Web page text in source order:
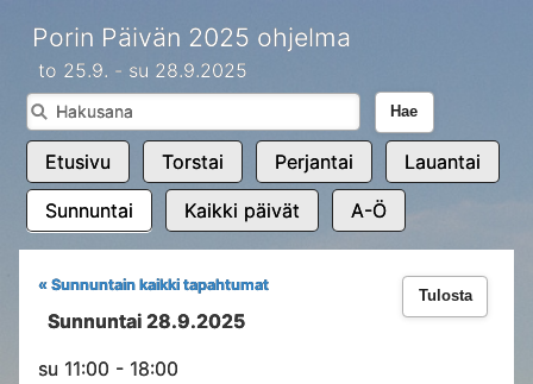
Porin Päivän 2025 ohjelma
to 25.9. - su 28.9.2025
Hae
Etusivu Torstai Perjantai Lauantai
Sunnuntai Kaikki päivät A-Ö
Tulosta
« Sunnuntain kaikki tapahtumat
Sunnuntai 28.9.2025
su 11:00 - 18:00